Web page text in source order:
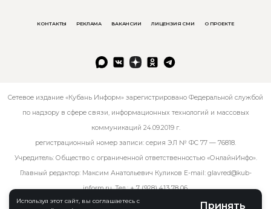
Используя этот сайт, вы соглашаетесь с
Принять
КОНТАКТЫ РЕКЛАМА ВАКАНСИИ ЛИЦЕНЗИЯ СМИ О ПРОЕКТЕ
Сетевое издание «Кубань Информ» зарегистрировано Федеральной службой
по надзору в сфере связи, информационных технологий и массовых
коммуникаций 24.09.2019 г.
регистрационный номер записи: серия ЭЛ № ФС 77 — 76818.
Учредитель: Общество с ограниченной ответственностью «ОнлайнИнфо».
Главный редактор: Максим Анатольевич Куликов E-mail: glavred@kub-
inform.ru. Тел.:+ 7 (928) 413 78 06.